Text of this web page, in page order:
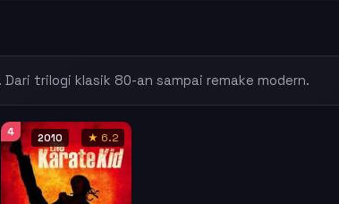
trilogi klasik 80-an sampai remake modern.
4
2010 ★ 6.2